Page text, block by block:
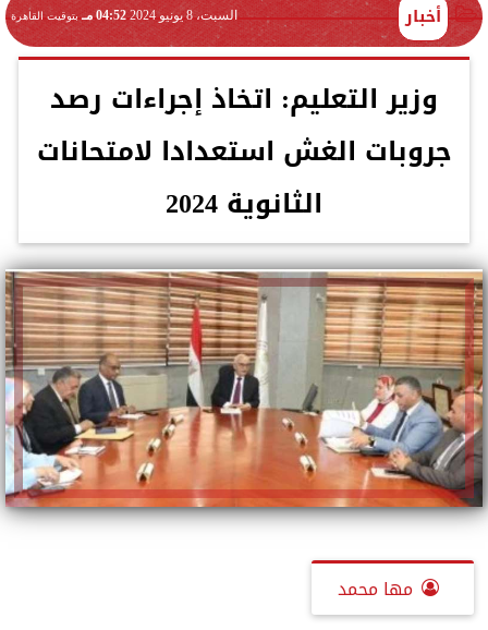
أخبار السبت، 8 يونيو 2024 04:52 مـ بتوقيت القاهرة
وزير التعليم: اتخاذ إجراءات رصد
جروبات الغش استعدادا لامتحانات
الثانوية 2024
مها محمد